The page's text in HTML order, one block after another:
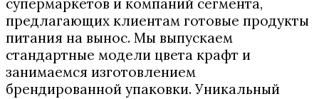
супермаркетов и компаний сегмента,
предлагающих клиентам готовые продукты
питания на вынос. Мы выпускаем
стандартные модели цвета крафт и
занимаемся изготовлением
брендированной упаковки. Уникальный